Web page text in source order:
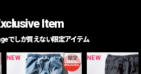
Item
でしか買えない限定アイテム
NEW 限定 NEW